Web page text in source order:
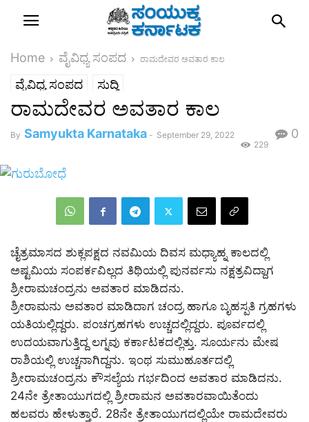
Home ವೈವಿಧ್ಯ ಸಂಪದ ರಾಮದೇವರ ಅವತಾರ ಕಾಲ
ವೈವಿಧ್ಯ ಸಂಪದ ಸುದ್ದಿ
ರಾಮದೇವರ ಅವತಾರ ಕಾಲ
By Samyukta Karnataka - September 29, 2022 0
229
ಚೈತ್ರಮಾಸದ ಶುಕ್ಲಪಕ್ಷದ ನವಮಿಯ ದಿವಸ ಮಧ್ಯಾಹ್ನ ಕಾಲದಲ್ಲಿ
ಅಷ್ಟಮಿಯ ಸಂಪರ್ಕವಿಲ್ಲದ ತಿಥಿಯಲ್ಲಿ ಪುನರ್ವಸು ನಕ್ಷತ್ರವಿದ್ದಾಗ
ಶ್ರೀರಾಮಚಂದ್ರನು ಅವತಾರ ಮಾಡಿದನು.
ಶ್ರೀರಾಮನು ಅವತಾರ ಮಾಡಿದಾಗ ಚಂದ್ರ ಹಾಗೂ ಬೃಹಸ್ಪತಿ ಗ್ರಹಗಳು
ಯತಿಯಲ್ಲಿದ್ದರು. ಪಂಚಗ್ರಹಗಳು ಉಚ್ಚದಲ್ಲಿದ್ದರು. ಪೂರ್ವದಲ್ಲಿ
ಉದಯವಾಗುತ್ತಿದ್ದ ಲಗ್ನವು ಕರ್ಕಾಟಕದಲ್ಲಿತ್ತು. ಸೂರ್ಯನು ಮೇಷ
ರಾಶಿಯಲ್ಲಿ ಉಚ್ಚನಾಗಿದ್ದನು. ಇಂಥ ಸುಮುಹೂರ್ತದಲ್ಲಿ
ಶ್ರೀರಾಮಚಂದ್ರನು ಕೌಸಲ್ಯೆಯ ಗರ್ಭದಿಂದ ಅವತಾರ ಮಾಡಿದನು.
24ನೇ ತ್ರೇತಾಯುಗದಲ್ಲಿ ಶ್ರೀರಾಮನ ಅವತಾರವಾಯಿತೆಂದು
ಹಲವರು ಹೇಳುತ್ತಾರೆ. 28ನೇ ತ್ರೇತಾಯುಗದಲ್ಲಿಯೇ ರಾಮದೇವರು